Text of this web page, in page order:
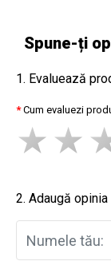
Spune-ți
1. Evaluează
Cum evaluezi
2. Adaugă opinia